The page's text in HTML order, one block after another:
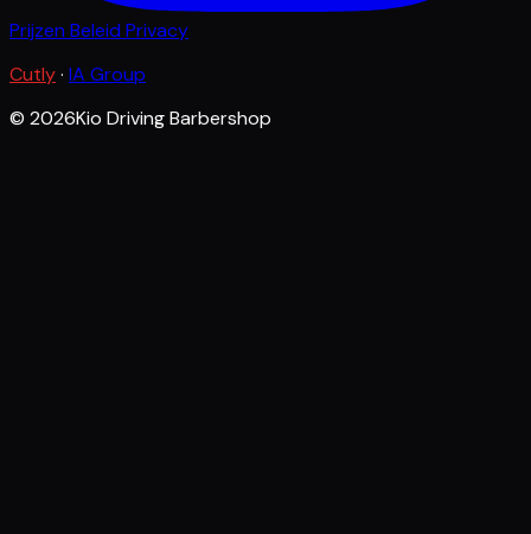
Prijzen Beleid Privacy
Cutly· IA Group
© 2026Kio Driving Barbershop